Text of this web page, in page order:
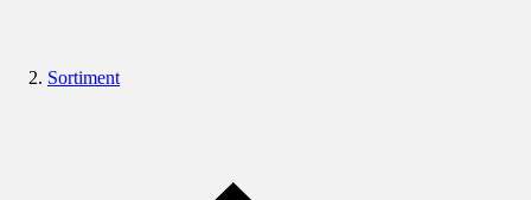
Sortiment